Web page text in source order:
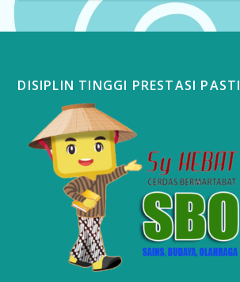
DISIPLIN TINGGI PRESTASI PASTI